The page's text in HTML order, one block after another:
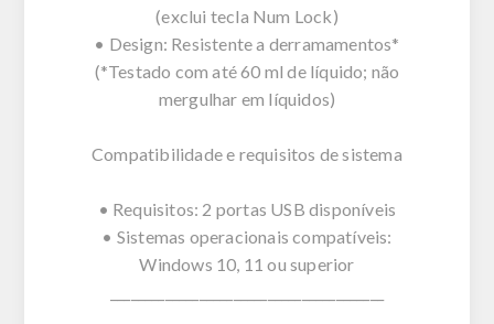
(exclui tecla Num Lock)
• Design: Resistente a derramamentos*
(*Testado com até 60 ml de líquido; não
mergulhar em líquidos)
Compatibilidade e requisitos de sistema
• Requisitos: 2 portas USB disponíveis
• Sistemas operacionais compatíveis:
Windows 10, 11 ou superior